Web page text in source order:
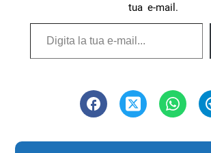
tua e-mail.
Digita la tua e-mail...